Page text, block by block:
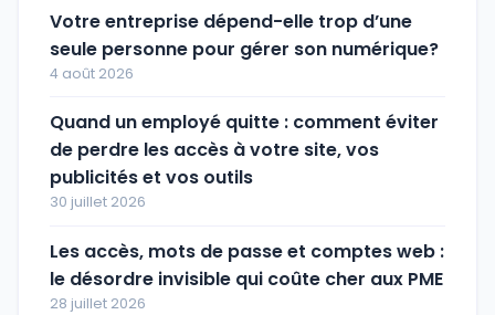
Votre entreprise dépend-elle trop d’une
seule personne pour gérer son numérique?
4 août 2026
Quand un employé quitte : comment éviter
de perdre les accès à votre site, vos
publicités et vos outils
30 juillet 2026
Les accès, mots de passe et comptes web :
le désordre invisible qui coûte cher aux PME
28 juillet 2026